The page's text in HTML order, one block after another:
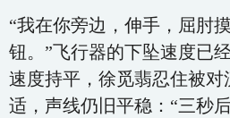
“我在你旁边，伸手，屈肘
钮。”飞行器的下坠速度已
速度持平，徐觅翡忍住被
适，声线仍旧平稳：“三秒